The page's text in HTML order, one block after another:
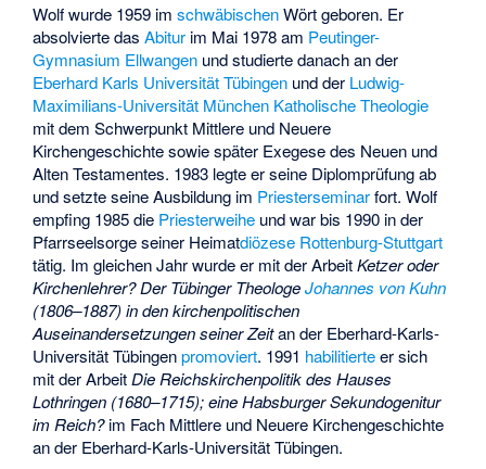
Wolf wurde 1959 imschwäbischenWört geboren. Er
absolvierte dasAbitur im Mai 1978 am Peutinger-
Gymnasium Ellwangen und studierte danach an der
Eberhard Karls Universität Tübingen und der Ludwig-
Maximilians-Universität München Katholische Theologie
mit dem Schwerpunkt Mittlere und Neuere
Kirchengeschichte sowie später Exegese des Neuen und
Alten Testamentes. 1983 legte er seine Diplomprüfung ab
und setzte seine Ausbildung im Priesterseminarfort. Wolf
empfing 1985 die Priesterweihe und war bis 1990 in der
Pfarrseelsorge seiner Heimatdiözese Rottenburg-Stuttgart
tätig. Im gleichen Jahr wurde er mit der ArbeitKetzer oder
Kirchenlehrer? Der Tübinger TheologeJohannes von Kuhn
(1806–1887) in den kirchenpolitischen
Auseinandersetzungen seiner Zeitan der Eberhard-Karls-
Universität Tübingenpromoviert. 1991 habilitierteer sich
mit der ArbeitDie Reichskirchenpolitik des Hauses
Lothringen (1680–1715); eine Habsburger Sekundogenitur
im Reich?im Fach Mittlere und Neuere Kirchengeschichte
an der Eberhard-Karls-Universität Tübingen.